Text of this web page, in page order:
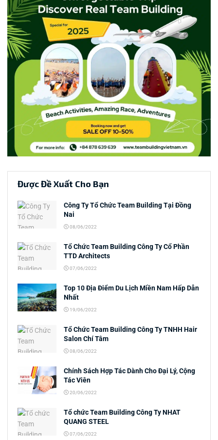
Được Đề Xuất Cho Bạn
Công Ty Tổ Chức Team Building Tại Đồng
Nai
08/06/2022
Tổ Chức Team Building Công Ty Cổ Phần
TTD Architects
07/06/2022
Top 10 Địa Điểm Du Lịch Miền Nam Hấp Dẫn
Nhất
19/06/2022
Tổ Chức Team Building Công Ty TNHH Hair
Salon Chí Tâm
08/06/2022
Chính Sách Hợp Tác Dành Cho Đại Lý, Cộng
Tác Viên
20/06/2022
Tổ chức Team Building Công Ty NHAT
QUANG STEEL
07/06/2022